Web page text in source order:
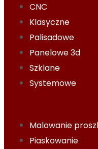
CNC
Klasyczne
Palisadowe
Panelowe 3d
Szklane
Systemowe
Malowanie
Piaskowanie